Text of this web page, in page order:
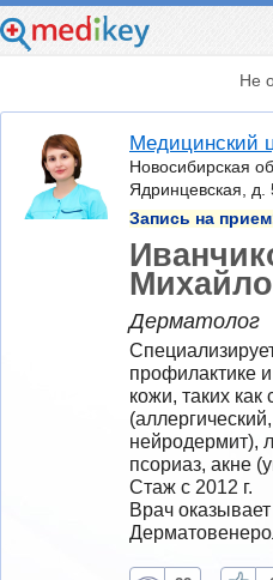
Не
Медицинский
Новосибирская
Ядринцевская, д.
Запись на
Дерматолог
профилактике
кожи, таких
нейродермит),
псориаз, акне
Стаж с 2012 г.
Врач оказывает